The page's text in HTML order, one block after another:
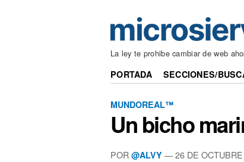
La ley te prohibe cambiar de web
PORTADA SECCIONES/
MUNDOREAL™
Un bicho
POR @ALVY —26 DE